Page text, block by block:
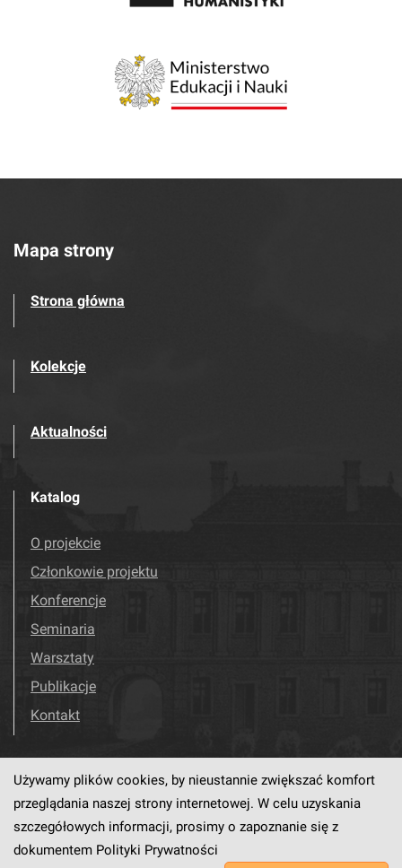
Mapa strony
Strona główna
Kolekcje
Aktualności
Katalog
O projekcie
Członkowie projektu
Konferencje
Seminaria
Warsztaty
Publikacje
Kontakt
Odwiedź nas! Facebook
Używamy plików cookies, by nieustannie zwiększać komfort
przeglądania naszej strony internetowej. W celu uzyskania
szczegółowych informacji, prosimy o zapoznanie się z
dokumentem Polityki Prywatności